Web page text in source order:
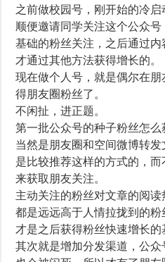
之前做校园号，刚开始的冷
顺便邀请同学关注这个公众
基础的粉丝关注，之后通过
才通过其他方法获得增长的。
现在做个人号，就是偶尔在
得朋友圈粉丝了。
不闲扯，进正题。
第一批公众号的种子粉丝怎么
当然是朋友圈和空间微博转
是比较推荐这样的方式的，
来获取朋友关注。
主动关注的粉丝对文章的阅
都是远远高于人情拉拢到的
才是之后获得粉丝快速增长的
其次就是增加分发渠道，公